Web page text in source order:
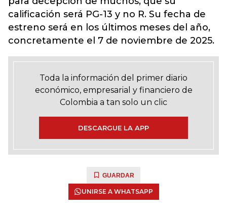
calificación será PG-13 y no R. Su fecha de
estreno será en los últimos meses del año,
concretamente el 7 de noviembre de 2025.
Toda la información del primer diario
económico, empresarial y financiero de
Colombia a tan solo un clic
DESCARGUE LA APP
GUARDAR
UNIRSE A WHATSAPP